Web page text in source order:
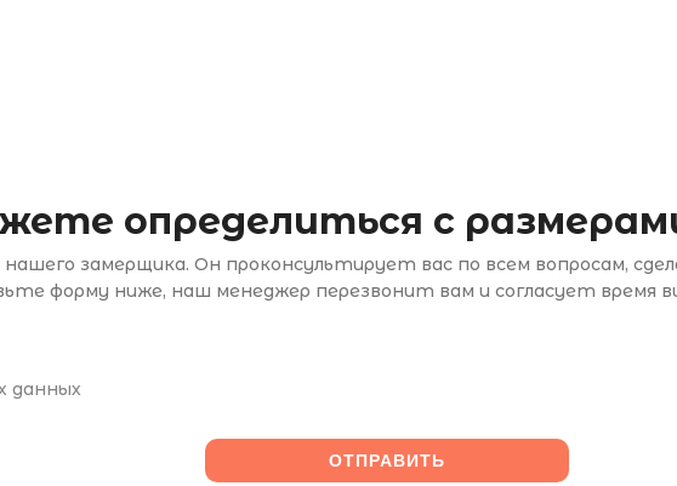
определиться с
замерщика. Он проконсультирует вас по всем вопросам,
форму ниже, наш менеджер перезвонит вам и согласует время
данных